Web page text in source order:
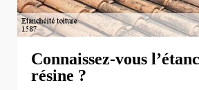
Connaissez-vous
résine ?